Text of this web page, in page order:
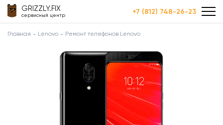
GRIZZLY.FIX
сервисный центр +7 (812) 748-26-23
Главная Lenovo Ремонт телефонов Lenovo